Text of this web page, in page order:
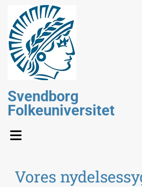
Svendborg
Folkeuniversitet
Vores